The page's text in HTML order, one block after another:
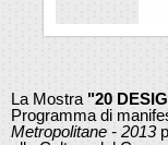
La Mostra "20
Programma di
Metropolitane - 2013